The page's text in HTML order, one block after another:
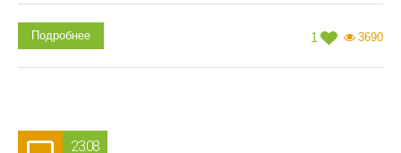
1 3690
Подробнее
23.08